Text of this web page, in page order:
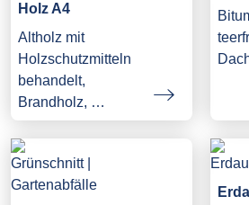
Holz A4
Altholz mit
Holzschutzmitteln
behandelt,
Brandholz, …